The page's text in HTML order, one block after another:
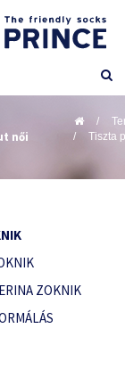
női
Tiszta
ZOKNIK